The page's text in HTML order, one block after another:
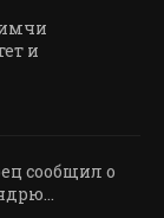
и
сообщил о